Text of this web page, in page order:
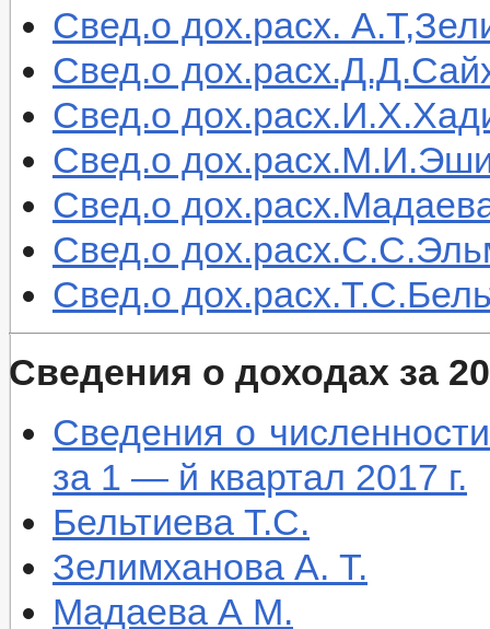
Свед.о дох.расх.
Свед.о
Свед.о
Свед.о
Свед.о
Свед.о
Свед.о
Сведения о доходах за
Сведения о
за 1 — й квартал 2017 г.
Бельтиева Т.С.
Зелимханова А. Т.
Мадаева А М.